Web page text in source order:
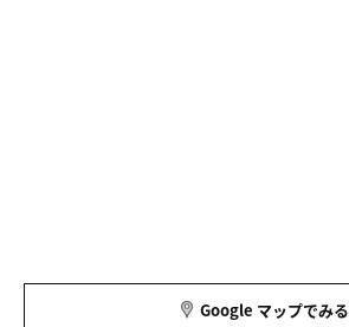
Google マップでみる